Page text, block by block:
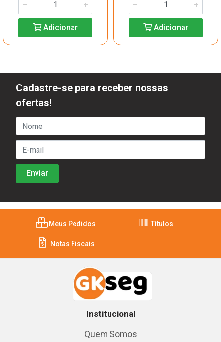
Adicionar Adicionar
Cadastre-se para receber nossas
ofertas!
Meus Pedidos Títulos
Notas Fiscais
Institucional
Quem Somos